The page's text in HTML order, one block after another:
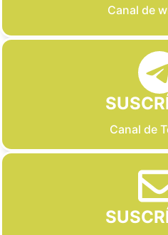
Canal de
Canal de